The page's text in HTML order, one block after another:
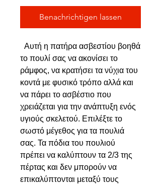
Benachrichtigen lassen
Αυτή η πατήρα ασβεστίου βοηθά
το πουλί σας να ακονίσει το
ράμφος, να κρατήσει τα νύχια του
κοντά με φυσικό τρόπο αλλά και
να πάρει το ασβέστιο που
χρειάζεται για την ανάπτυξη ενός
υγιούς σκελετού. Επιλέξτε το
σωστό μέγεθος για τα πουλιά
σας. Τα πόδια του πουλιού
πρέπει να καλύπτουν τα 2/3 της
πέρτας και δεν μπορούν να
επικαλύπτονται μεταξύ τους